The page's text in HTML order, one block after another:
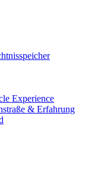
Experience
& Erfahrung